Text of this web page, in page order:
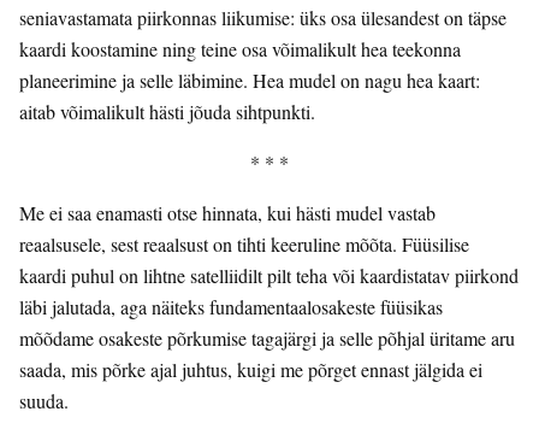
seniavastamata piirkonnas liikumise: üks osa ülesandest on täpse
kaardi koostamine ning teine osa võimalikult hea teekonna
planeerimine ja selle läbimine. Hea mudel on nagu hea kaart:
aitab võimalikult hästi jõuda sihtpunkti.
* * *
Me ei saa enamasti otse hinnata, kui hästi mudel vastab
reaalsusele, sest reaalsust on tihti keeruline mõõta. Füüsilise
kaardi puhul on lihtne satelliidilt pilt teha või kaardistatav piirkond
läbi jalutada, aga näiteks fundamentaalosakeste füüsikas
mõõdame osakeste põrkumise tagajärgi ja selle põhjal üritame aru
saada, mis põrke ajal juhtus, kuigi me põrget ennast jälgida ei
suuda.